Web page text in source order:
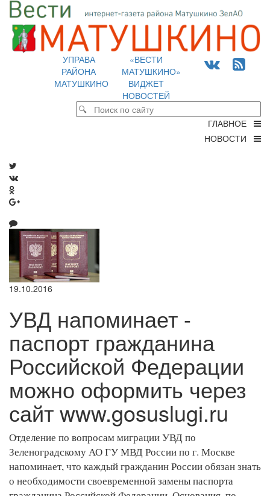
УПРАВА
РАЙОНА
МАТУШКИНО
«ВЕСТИ
МАТУШКИНО»
ВИДЖЕТ
НОВОСТЕЙ
ГЛАВНОЕ
НОВОСТИ
19.10.2016
УВД напоминает -
паспорт гражданина
Российской Федерации
можно оформить через
сайт www.gosuslugi.ru
Отделение по вопросам миграции УВД по
Зеленоградскому АО ГУ МВД России по г. Москве
напоминает, что каждый гражданин России обязан знать
о необходимости своевременной замены паспорта